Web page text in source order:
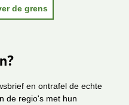
de grens
en ontrafel de echte
de regio's met hun